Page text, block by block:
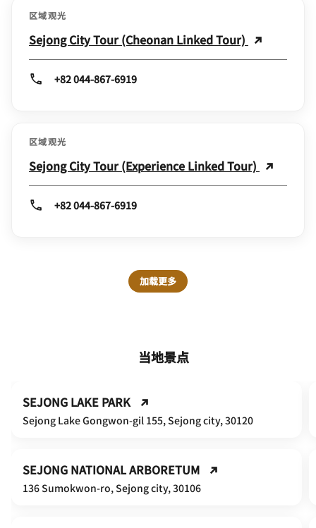
区域观光
Sejong City Tour (Cheonan Linked Tour)
+82 044-867-6919
区域观光
Sejong City Tour (Experience Linked Tour)
+82 044-867-6919
加载更多
当地景点
SEJONG LAKE PARK
Sejong Lake Gongwon-gil 155, Sejong city, 30120
SEJONG NATIONAL ARBORETUM
136 Sumokwon-ro, Sejong city, 30106